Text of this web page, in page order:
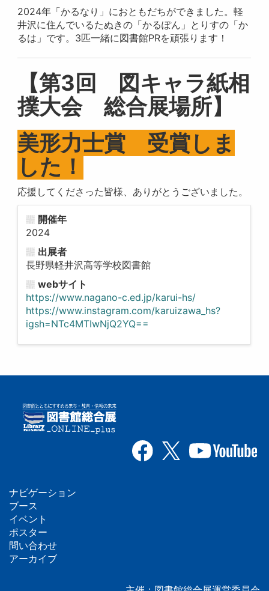
2024年「かるなり」におともだちができました。軽
井沢に住んでいるたぬきの「かるぽん」とりすの「か
るは」です。3匹一緒に図書館PRを頑張ります！
【第3回 図キャラ紙相
撲大会 総合展場所】
美形力士賞 受賞しま
した！
応援してくださった皆様、ありがとうございました。
開催年
2024
出展者
長野県軽井沢高等学校図書館
webサイト
https://www.nagano-c.ed.jp/karui-hs/
https://www.instagram.com/karuizawa_hs?
igsh=NTc4MTIwNjQ2YQ==
フ
ッ
タ
ナビゲーション
ブース
イベント
ポスター
問い合わせ
アーカイブ